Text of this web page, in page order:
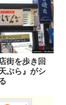
街を歩き回
ぷら』がシ